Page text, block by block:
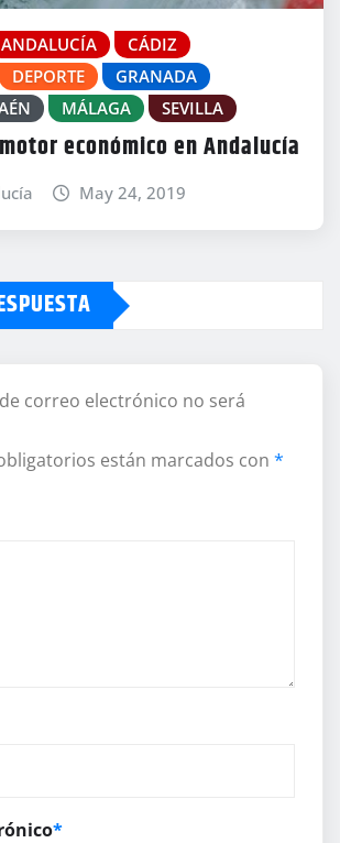
ANDALUCÍA
CÁDIZ
DEPORTE
GRANADA
MÁLAGA SEVILLA
económico en Andalucía
May 24, 2019
correo electrónico no será
están marcados con *
*